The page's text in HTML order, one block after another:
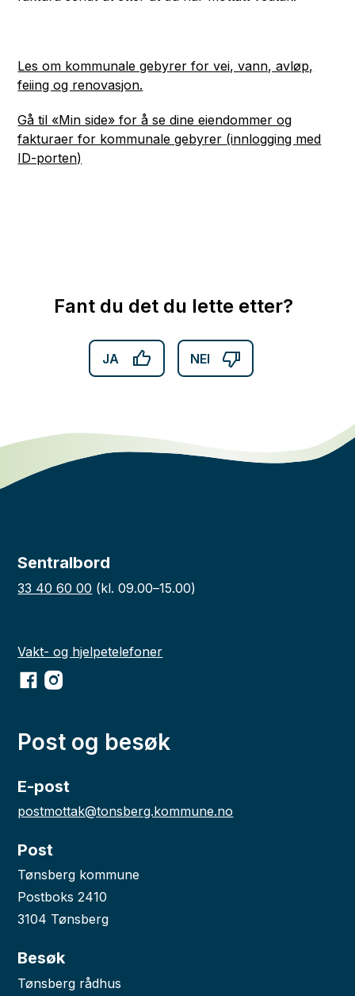
Les om kommunale gebyrer for vei, vann, avløp,
feiing og renovasjon.
Gå til «Min side» for å se dine eiendommer og
fakturaer for kommunale gebyrer (innlogging med
ID-porten)
Fant du det du lette etter?
JA NEI
Sentralbord
33 40 60 00 (kl. 09.00–15.00)
Vakt- og hjelpetelefoner
Facebook
Instagram
Post og besøk
E-post
postmottak@tonsberg.kommune.no
Post
Tønsberg kommune
Postboks 2410
3104 Tønsberg
Besøk
Tønsberg rådhus